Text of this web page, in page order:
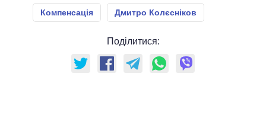
Компенсація Дмитро Колєсніков
Поділитися: